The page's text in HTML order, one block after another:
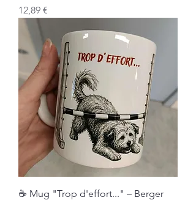
Prix
12,89 €
☕ Mug "Trop d'effort..." – Berger